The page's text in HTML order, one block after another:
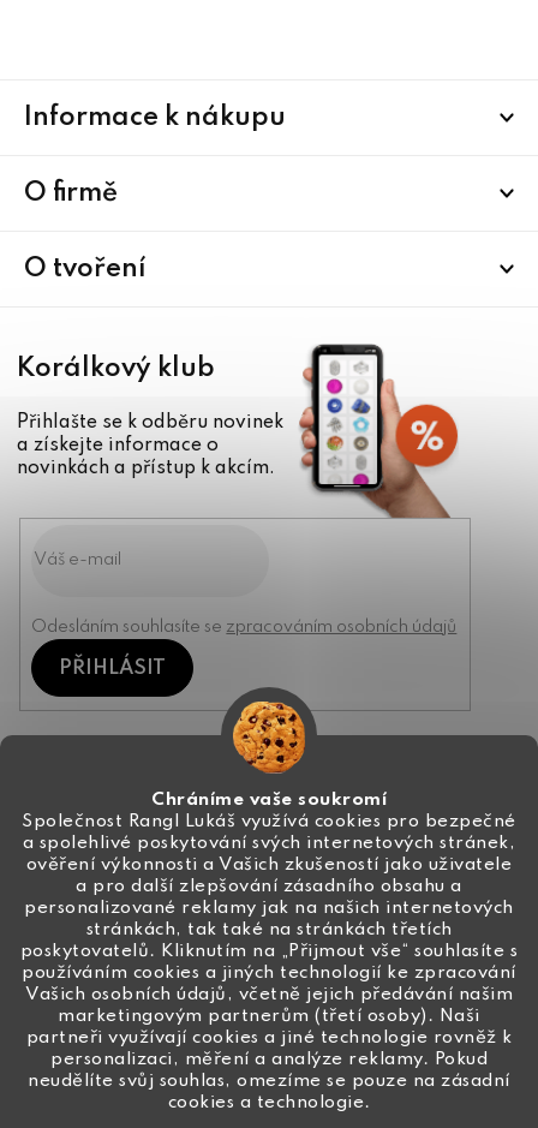
Chráníme vaše soukromí
Společnost Rangl Lukáš využívá cookies pro bezpečné
a spolehlivé poskytování svých internetových stránek,
ověření výkonnosti a Vašich zkušeností jako uživatele
a pro další zlepšování zásadního obsahu a
personalizované reklamy jak na našich internetových
stránkách, tak také na stránkách třetích
poskytovatelů. Kliknutím na „Přijmout vše“ souhlasíte s
používáním cookies a jiných technologií ke zpracování
Vašich osobních údajů, včetně jejich předávání našim
marketingovým partnerům (třetí osoby). Naši
partneři využívají cookies a jiné technologie rovněž k
personalizaci, měření a analýze reklamy. Pokud
neudělíte svůj souhlas, omezíme se pouze na zásadní
cookies a technologie.
Informace k nákupu
O firmě
O tvoření
Korálkový klub
Přihlašte se k odběru novinek
a získejte informace o
novinkách a přístup k akcím.
Odesláním souhlasíte se zpracováním osobních údajů
PŘIHLÁSIT
info@ceske-koralky.cz
+420 774 444 191